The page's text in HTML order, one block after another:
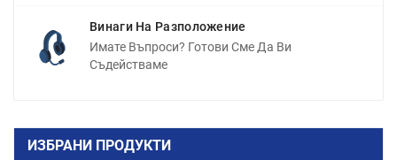
Винаги На Разположение
Имате Въпроси? Готови Сме Да Ви
Съдействаме
ИЗБРАНИ ПРОДУКТИ